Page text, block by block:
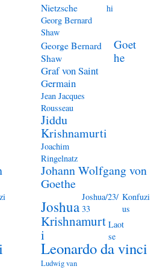
Nietzsche
hi
Georg Bernard
Shaw
George Bernard
Shaw
Goet
he
Graf von Saint
Germain
Jean Jacques
Rousseau
Jiddu
Krishnamurti
Joachim
Ringelnatz
Johann Wolfgang von
Goethe
Joshua
Joshua/23/
33
Konfuzi
us
Krishnamurt
i
Laot
se
Leonardo da vinci
Ludwig van